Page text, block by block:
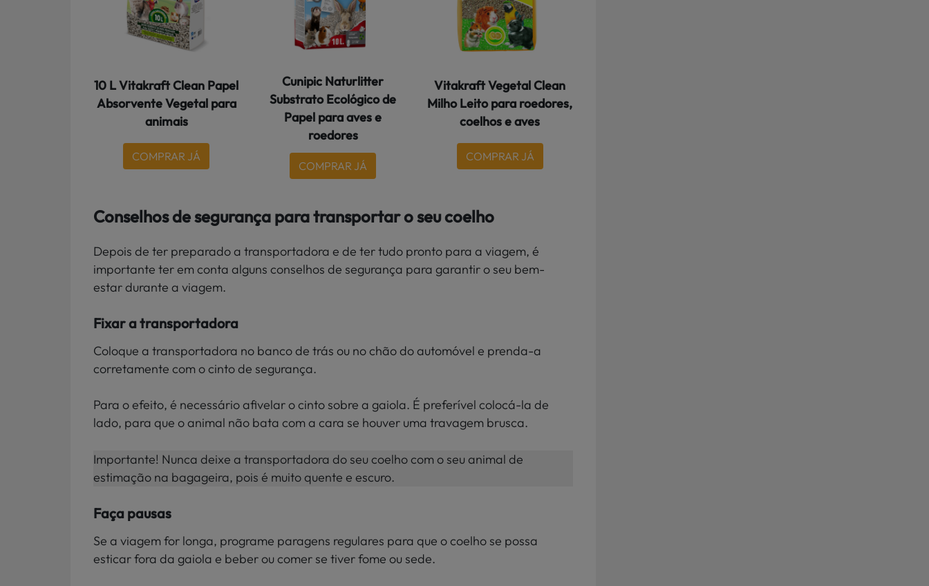
Cunipic Naturlitter
Substrato Ecológico de
Papel para aves e
roedores
COMPRAR JÁ
Vitakraft Vegetal Clean
Milho Leito para roedores,
coelhos e aves
COMPRAR JÁ
10 L Vitakraft Clean Papel
Absorvente Vegetal para
animais
COMPRAR JÁ
Conselhos de segurança para transportar o seu coelho
Depois de ter preparado a transportadora e de ter tudo pronto para a viagem, é
importante ter em conta alguns conselhos de segurança para garantir o seu bem-
estar durante a viagem.
Fixar a transportadora
Coloque a transportadora no banco de trás ou no chão do automóvel e prenda-a
corretamente com o cinto de segurança.
Para o efeito, é necessário afivelar o cinto sobre a gaiola. É preferível colocá-la de
lado, para que o animal não bata com a cara se houver uma travagem brusca.
Importante! Nunca deixe a transportadora do seu coelho com o seu animal de
estimação na bagageira, pois é muito quente e escuro.
Faça pausas
Se a viagem for longa, programe paragens regulares para que o coelho se possa
esticar fora da gaiola e beber ou comer se tiver fome ou sede.